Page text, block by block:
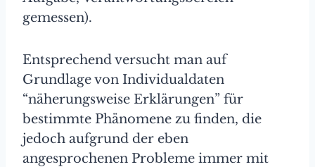
gemessen).
Entsprechend versucht man auf
Grundlage von Individualdaten
“näherungsweise Erklärungen” für
bestimmte Phänomene zu finden, die
jedoch aufgrund der eben
angesprochenen Probleme immer mit